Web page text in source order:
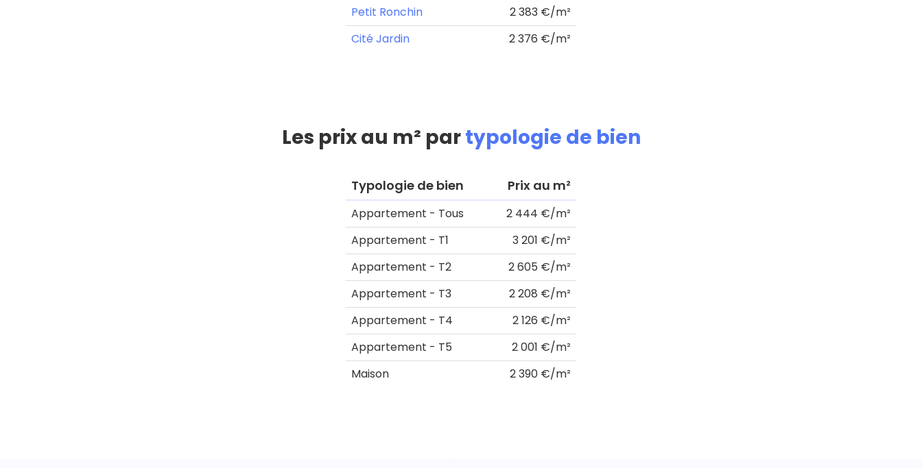
Petit Ronchin
2 383 €/m²
Cité Jardin
2 376 €/m²
Les prix au m² partypologie de bien
Typologie de bien Prix au m²
Appartement - Tous
2 444 €/m²
Appartement - T1
3 201 €/m²
Appartement - T2
2 605 €/m²
Appartement - T3
2 208 €/m²
Appartement - T4
2 126 €/m²
Appartement - T5
2 001 €/m²
Maison
2 390 €/m²